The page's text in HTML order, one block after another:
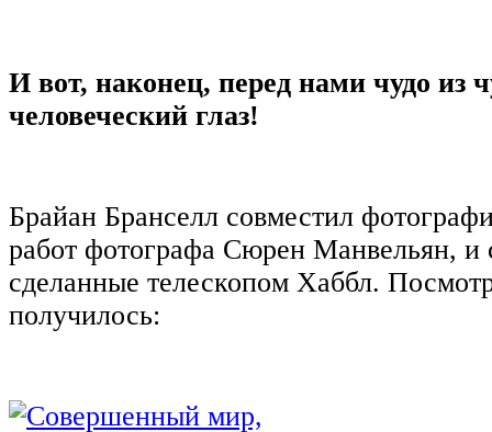
И вот, наконец, перед нами чудо из
человеческий глаз!
Брайан Бранселл совместил
работ фотографа Сюрен Манвельян, и
сделанные телескопом Хаббл.
получилось: